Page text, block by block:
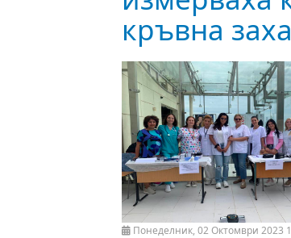
кръвна
Понеделник, 02 Октомври 2023